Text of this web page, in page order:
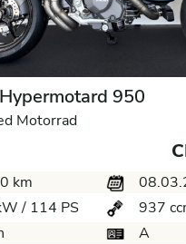
950
Motorrad
km
/ 114 PS
937
A